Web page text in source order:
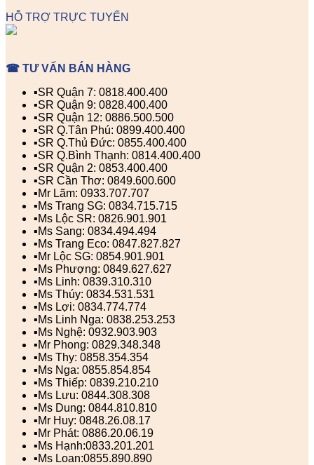
HỖ TRỢ TRỰC TUYẾN
☎ TƯ VẤN BÁN HÀNG
▪️SR Quận 7: 0818.400.400
▪️SR Quận 9: 0828.400.400
▪️SR Quận 12: 0886.500.500
▪️SR Q.Tân Phú: 0899.400.400
▪️SR Q.Thủ Đức: 0855.400.400
▪️SR Q.Bình Thạnh: 0814.400.400
▪️SR Quận 2: 0853.400.400
▪️SR Cần Thơ: 0849.600.600
▪️Mr Lãm: 0933.707.707
▪️Ms Trang SG: 0834.715.715
▪️Ms Lộc SR: 0826.901.901
▪️Ms Sang: 0834.494.494
▪️Ms Trang Eco: 0847.827.827
▪️Mr Lộc SG: 0854.901.901
▪️Ms Phượng: 0849.627.627
▪️Ms Linh: 0839.310.310
▪️Ms Thúy: 0834.531.531
▪️Ms Lợi: 0834.774.774
▪️Ms Linh Nga: 0838.253.253
▪️Ms Nghệ: 0932.903.903
▪️Mr Phong: 0829.348.348
▪️Ms Thy: 0858.354.354
▪️Ms Nga: 0855.854.854
▪️Ms Thiếp: 0839.210.210
▪️Ms Lưu: 0844.308.308
▪️Ms Dung: 0844.810.810
▪️Mr Huy: 0848.26.08.17
▪️Mr Phát: 0886.20.06.19
▪️Ms Hạnh:0833.201.201
▪️Ms Loan:0855.890.890